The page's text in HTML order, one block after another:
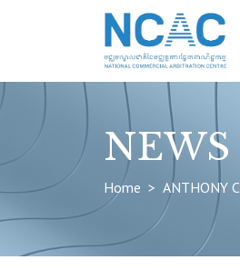
NEWS
Home ANTHONY